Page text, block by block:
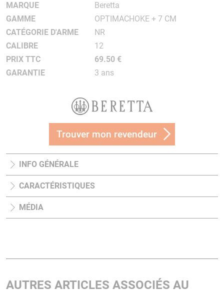
MARQUE
Beretta
GAMME
OPTIMACHOKE + 7 CM
CATÉGORIE D'ARME
NR
CALIBRE
12
PRIX TTC
69.50 €
GARANTIE
3 ans
Trouver mon revendeur
INFO GÉNÉRALE
CARACTÉRISTIQUES
MÉDIA
AUTRES ARTICLES ASSOCIÉS AU